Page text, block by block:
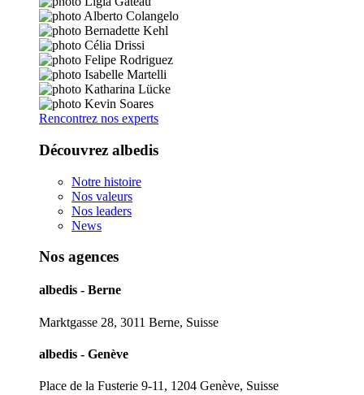
Rencontrez nos experts
Découvrez albedis
Notre histoire
Nos valeurs
Nos leaders
News
Nos agences
albedis - Berne
Marktgasse 28, 3011 Berne, Suisse
albedis - Genève
Place de la Fusterie 9-11, 1204 Genève, Suisse